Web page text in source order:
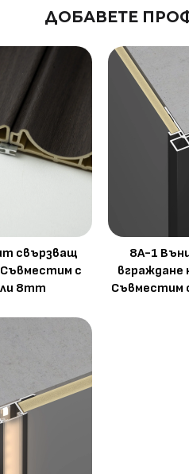
ДОБАВЕТЕ
свързващ
с
8mm
8A-1
вграждане
Съвместим